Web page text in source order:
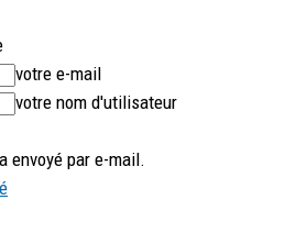
votre e-mail
votre nom d'utilisateur
envoyé par e-mail.